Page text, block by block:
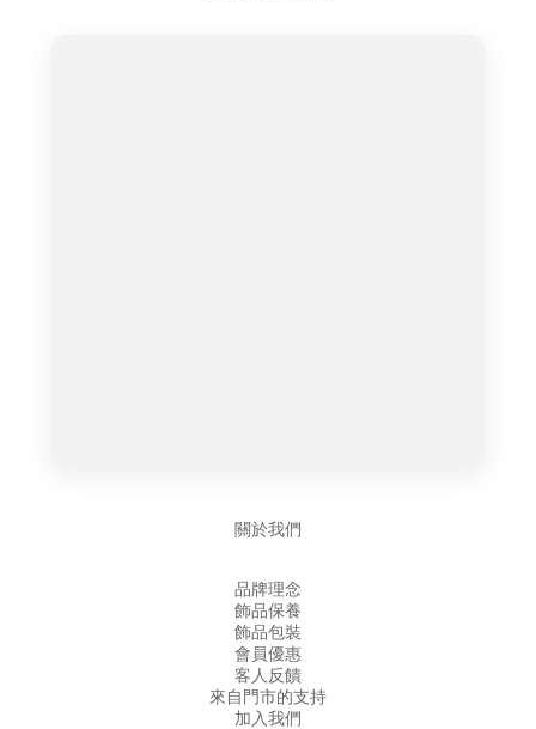
關於我們
品牌理念
飾品保養
飾品包裝
會員優惠
客人反饋
來自門市的支持
加入我們